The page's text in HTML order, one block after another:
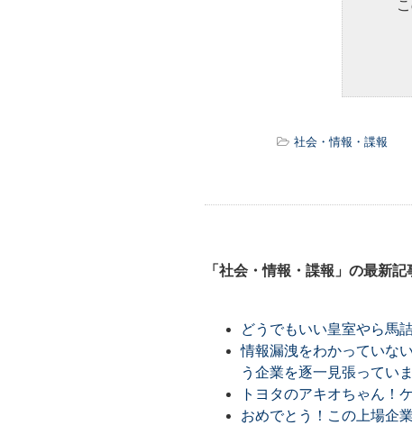
社会・情報・諜報
「社会・情報・諜報」の最新記
どうでもいい皇室やら馬
情報漏洩をわかっていな
う企業を逐一見張っていま
トヨタのアキオちゃん！
おめでとう！この上場企